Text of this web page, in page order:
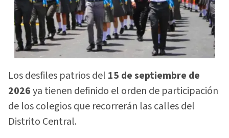
Los desfiles patrios del 15 de septiembre de
2026ya tienen definido el orden de participación
de los colegios que recorrerán las calles del
Distrito Central.